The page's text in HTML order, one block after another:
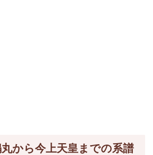
から今上天皇までの系譜